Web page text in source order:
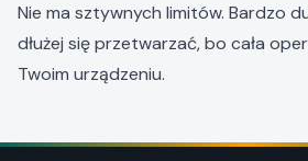
Nie ma sztywnych limitów. Bardzo
dłużej się przetwarzać, bo cała
Twoim urządzeniu.